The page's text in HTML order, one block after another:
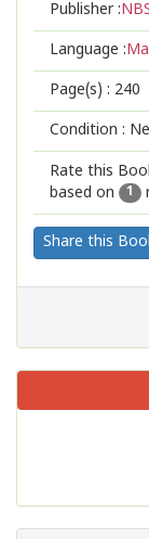
Publisher :
Language :
Page(s) : 240
Condition :
Rate this
based on
1
Share this